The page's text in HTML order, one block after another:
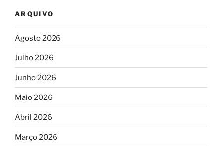
ARQUIVO
Agosto 2026
Julho 2026
Junho 2026
Maio 2026
Abril 2026
Março 2026